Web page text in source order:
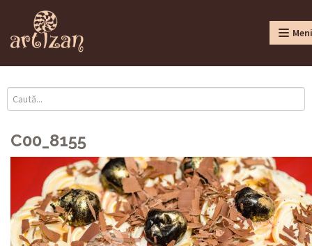
C00_8155